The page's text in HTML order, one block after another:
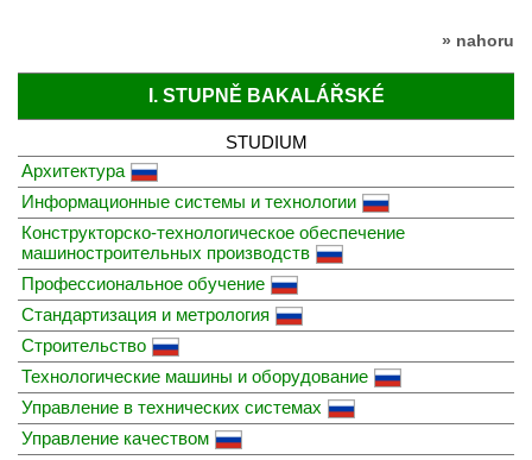
» nahoru
I. STUPNĚ BAKALÁŘSKÉ
STUDIUM
Архитектура
Информационные системы и технологии
Конструкторско-технологическое обеспечение
машиностроительных производств
Профессиональное обучение
Стандартизация и метрология
Строительство
Технологические машины и оборудование
Управление в технических системах
Управление качеством